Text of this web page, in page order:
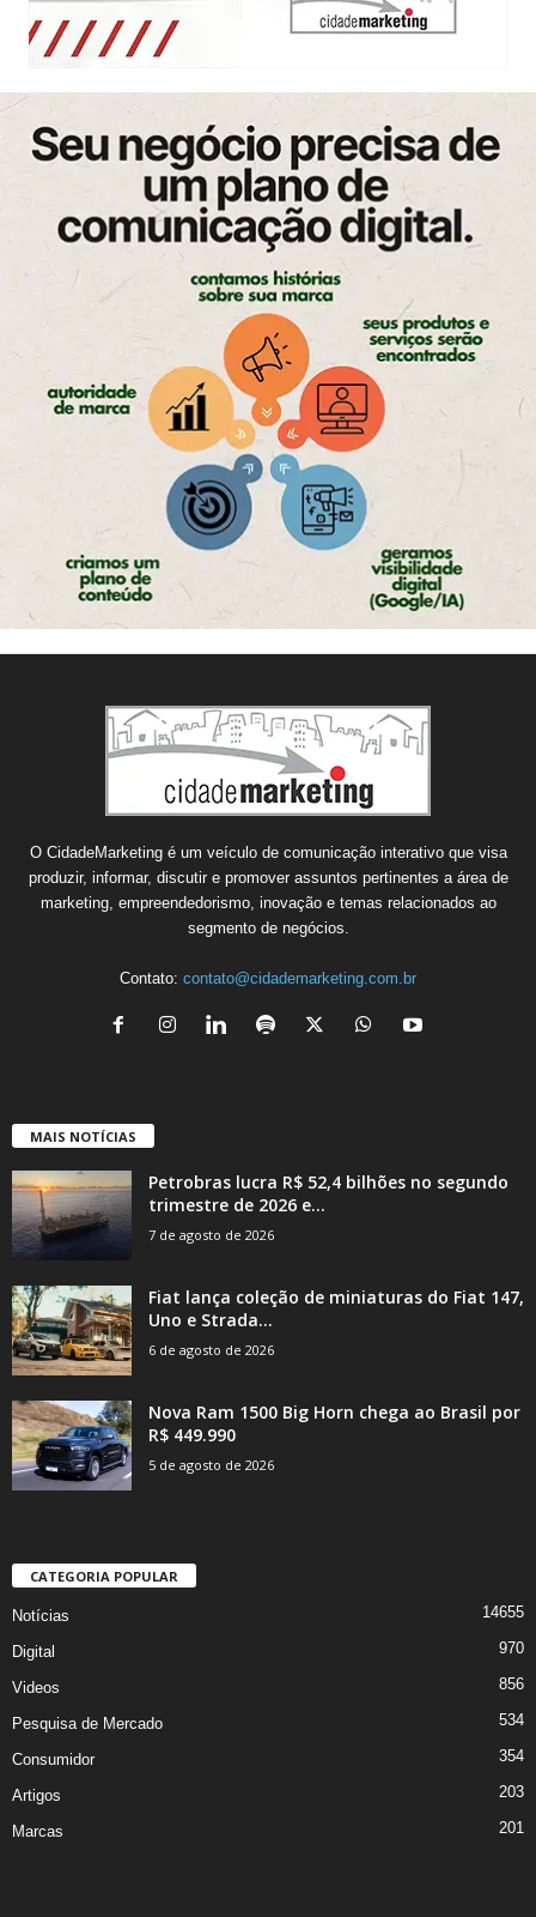
O CidadeMarketing é um veículo de comunicação interativo que visa
produzir, informar, discutir e promover assuntos pertinentes a área de
marketing, empreendedorismo, inovação e temas relacionados ao
segmento de negócios.
Contato: contato@cidademarketing.com.br
MAIS NOTÍCIAS
Petrobras lucra R$ 52,4 bilhões no segundo
trimestre de 2026 e...
7 de agosto de 2026
Fiat lança coleção de miniaturas do Fiat 147,
Uno e Strada...
6 de agosto de 2026
Nova Ram 1500 Big Horn chega ao Brasil por
R$ 449.990
5 de agosto de 2026
CATEGORIA POPULAR
Notícias 14655
Digital 970
Videos 856
Pesquisa de Mercado 534
Consumidor 354
Artigos 203
Marcas 201